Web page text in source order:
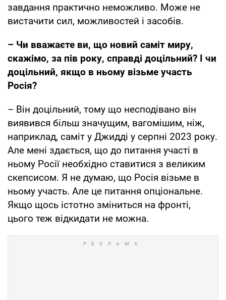
завдання практично неможливо. Може не
вистачити сил, можливостей і засобів.
– Чи вважаєте ви, що новий саміт миру,
скажімо, за пів року, справді доцільний? І чи
доцільний, якщо в ньому візьме участь
Росія?
– Він доцільний, тому що несподівано він
виявився більш значущим, вагомішим, ніж,
наприклад, саміт у Джидді у серпні 2023 року.
Але мені здається, що до питання участі в
ньому Росії необхідно ставитися з великим
скепсисом. Я не думаю, що Росія візьме в
ньому участь. Але це питання опціональне.
Якщо щось істотно зміниться на фронті,
цього теж відкидати не можна.